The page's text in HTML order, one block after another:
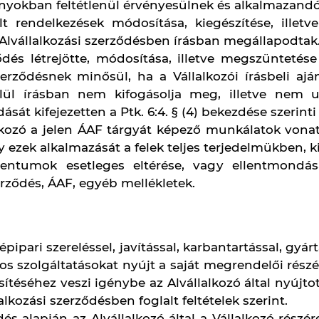
által elvégzendő feladatok munkanemeit és/
és/vagy mennyiségek csökkentésével
kártérítési, kártalanítási vagy egyéb
módosítása, illetve a munkanemek és/
feladatok határidőben történő
nyilatkozatának közlését követő 3
illetve a műszaki tartalom
az Alvállalkozó e magatartástól való
tekintik.
munkavégzésének felfüggesztését
az Alvállalkozó ellenőrzési körén kívül esik.
részére átadni az Alvállalkozó
helyét munkavégzésre